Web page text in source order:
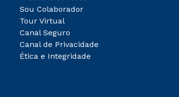
Sou Colaborador
Tour Virtual
Canal Seguro
Canal de Privacidade
Ética e Integridade